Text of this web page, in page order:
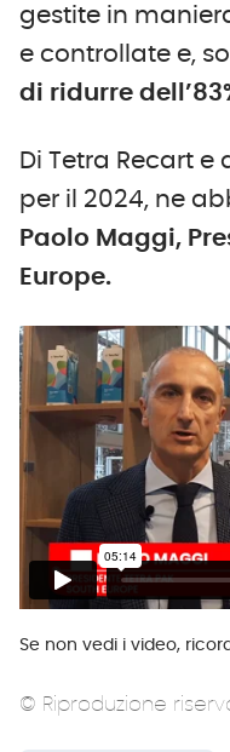
gestite in
e controllate e,
di ridurre
Di Tetra Recart
per il 2024, ne
Paolo Maggi,
Europe.
Se non vedi i video,
© Riproduzione